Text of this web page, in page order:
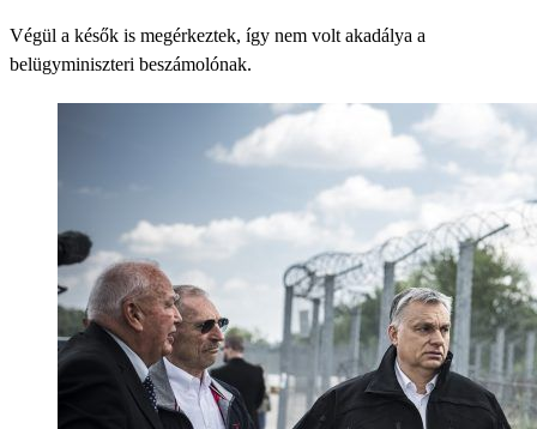
Végül a késők is megérkeztek, így nem volt akadálya a
belügyminiszteri beszámolónak.